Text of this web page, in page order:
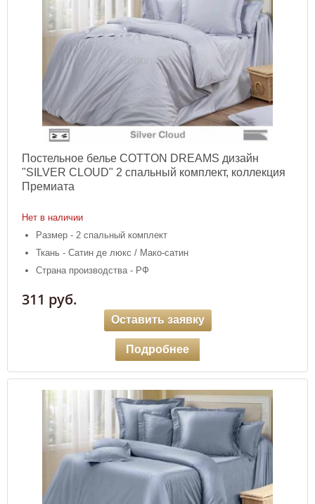
Постельное белье COTTON DREAMS дизайн
"SILVER CLOUD" 2 спальный комплект, коллекция
Премиата
Нет в наличии
Размер - 2 спальный комплект
Ткань - Сатин де люкс / Мако-сатин
Страна производства - РФ
311 руб.
Оставить заявку
Подробнее